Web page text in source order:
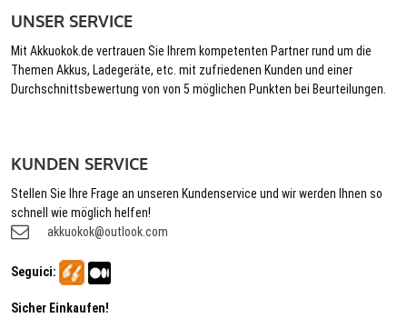
UNSER SERVICE
Mit Akkuokok.de vertrauen Sie Ihrem kompetenten Partner rund um die
Themen Akkus, Ladegeräte, etc. mit zufriedenen Kunden und einer
Durchschnittsbewertung von von 5 möglichen Punkten bei Beurteilungen.
KUNDEN SERVICE
Stellen Sie Ihre Frage an unseren Kundenservice und wir werden Ihnen so
schnell wie möglich helfen!
akkuokok@outlook.com
Seguici:
Sicher Einkaufen!